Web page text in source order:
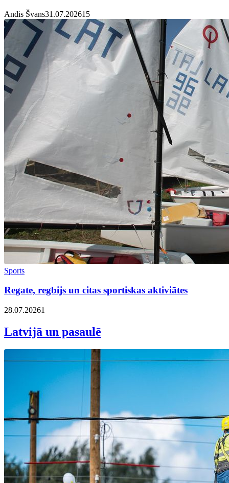
Andis Švāns31.07.20261 5
Sports
Regate, regbijs un citas sportiskas aktiviātes
28.07.20261
Latvijā un pasaulē